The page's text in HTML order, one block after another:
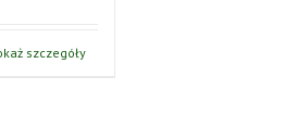
szczegóły